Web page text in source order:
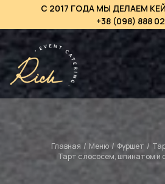
С 2017 ГОДА МЫ ДЕЛАЕМ
+38 (098) 888
Главная / Меню / Фуршет /
Тарт с лососем, шпинатом и